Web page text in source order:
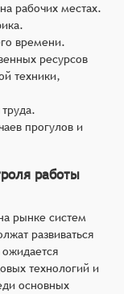
рабочих местах.
времени.
ресурсов
техники,
прогулов и
работы
рынке систем
развиваться
технологий и
основных